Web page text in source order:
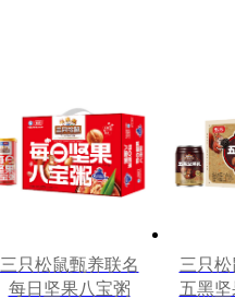
三只松鼠甄养联名
每日坚果八宝粥
三只
五黑